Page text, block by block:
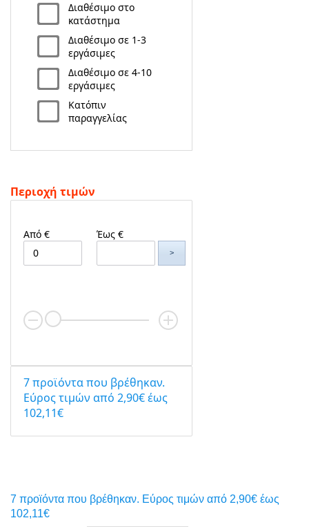
Διαθέσιμο στο
κατάστημα
Διαθέσιμο σε 1-3
εργάσιμες
Διαθέσιμο σε 4-10
εργάσιμες
Κατόπιν
παραγγελίας
Περιοχή τιμών
Από € Έως €
>
7 προϊόντα που βρέθηκαν.
Eύρος τιμών από 2,90€ έως
102,11€
7 προϊόντα που βρέθηκαν. Eύρος τιμών από 2,90€ έως
102,11€